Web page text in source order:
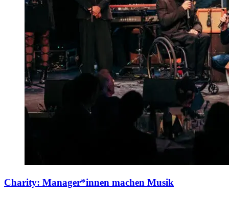
Charity: Manager*innen machen Musik